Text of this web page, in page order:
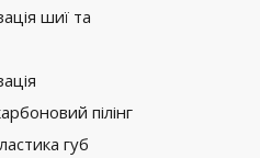
шиї та
пілінг
губ